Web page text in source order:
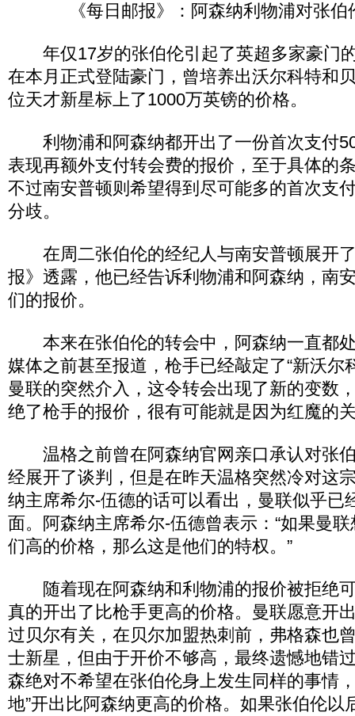
《每日邮报》：阿森纳利物浦对张
年仅17岁的张伯伦引起了英超多家豪门
在本月正式登陆豪门，曾培养出沃尔科特和
位天才新星标上了1000万英镑的价格。
利物浦和阿森纳都开出了一份首次支付
表现再额外支付转会费的报价，至于具体的
不过南安普顿则希望得到尽可能多的首次支
分歧。
在周二张伯伦的经纪人与南安普顿展开
报》透露，他已经告诉利物浦和阿森纳，南
们的报价。
本来在张伯伦的转会中，阿森纳一直都
媒体之前甚至报道，枪手已经敲定了“新沃尔
曼联的突然介入，这令转会出现了新的变数
绝了枪手的报价，很有可能就是因为红魔的
温格之前曾在阿森纳官网亲口承认对张
经展开了谈判，但是在昨天温格突然冷对这
纳主席希尔-伍德的话可以看出，曼联似乎已
面。阿森纳主席希尔-伍德曾表示：“如果曼
们高的价格，那么这是他们的特权。”
随着现在阿森纳和利物浦的报价被拒绝
真的开出了比枪手更高的价格。曼联愿意开
过贝尔有关，在贝尔加盟热刺前，弗格森也
士新星，但由于开价不够高，最终遗憾地错
森绝对不希望在张伯伦身上发生同样的事情
地”开出比阿森纳更高的价格。如果张伯伦以